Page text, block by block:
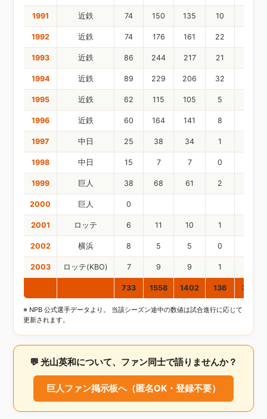
1991 近鉄 74 150 135 10
1992 近鉄 74 176 161 22
1993 近鉄 86 244 217 21
1994 近鉄 89 229 206 32
1995 近鉄 62 115 105 5
1996 近鉄 60 164 141 8
1997 中日 25 38 34 1
1998 中日 15 7 7 0
1999 巨人 38 68 61 2
2000 巨人 0
2001 ロッテ 6 11 10 1
2002 横浜 8 5 5 0
2003 ロッテ(KBO) 7 9 9 1
733 1558 1402 136 333
※ NPB 公式選手データより。 当該シーズン途中の数値は試合進行に応じて
更新されます。
💬 光山英和について、ファン同士で語りませんか？
巨人ファン掲示板へ（匿名OK・登録不要）